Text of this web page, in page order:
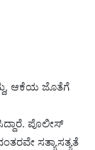
ಆಕೆಯ ಜೊತೆಗೆ
ಪೊಲೀಸ್
ಸತ್ಯಾಸತ್ಯತೆ